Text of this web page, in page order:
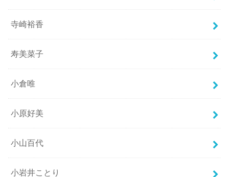
寺崎裕香
寿美菜子
小倉唯
小原好美
小山百代
小岩井ことり